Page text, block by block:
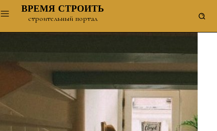
ВРЕМЯ СТРОИТЬ
строительный портал